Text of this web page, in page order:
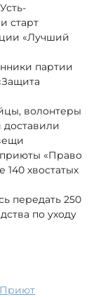
старт
«Лучший
партии
волонтеры
«Право
140 хвостатых
передать 250
по уходу
приют